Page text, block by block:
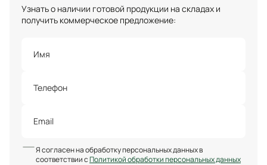
Узнать о наличии готовой продукции на складах и
получить коммерческое предложение:
Я согласен на обработку персональных данных в
соответствии сПолитикой обработки персональных данных